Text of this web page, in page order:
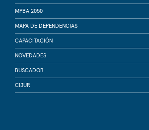
MPBA 2050
MAPA DE DEPENDENCIAS
CAPACITACIÓN
NOVEDADES
BUSCADOR
CIJUR